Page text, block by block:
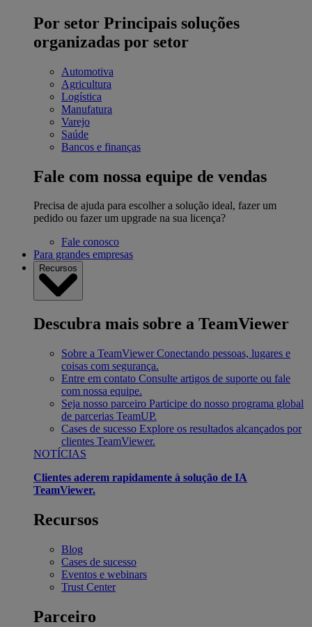
Por setor Principais soluções
organizadas por setor
Automotiva
Agricultura
Logística
Manufatura
Varejo
Saúde
Bancos e finanças
Fale com nossa equipe de vendas
Precisa de ajuda para escolher a solução ideal, fazer um
pedido ou fazer um upgrade na sua licença?
Fale conosco
Para grandes empresas
Recursos
Descubra mais sobre a TeamViewer
Sobre a TeamViewer Conectando pessoas, lugares e
coisas com segurança.
Entre em contato Consulte artigos de suporte ou fale
com nossa equipe.
Seja nosso parceiro Participe do nosso programa global
de parcerias TeamUP.
Cases de sucesso Explore os resultados alcançados por
clientes TeamViewer.
NOTÍCIAS
Clientes aderem rapidamente à solução de IA
TeamViewer.
Recursos
Blog
Cases de sucesso
Eventos e webinars
Trust Center
Parceiro